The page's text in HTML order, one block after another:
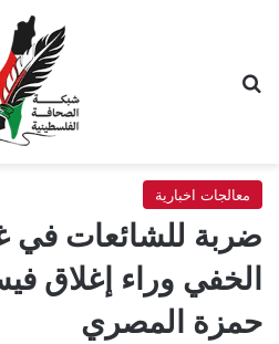
معالجات اخبارية
ضربة للشائعات في
الخفي وراء إغلاق
حمزة المصري